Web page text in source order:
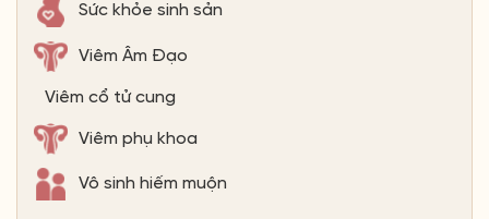
Sức khỏe sinh sản
Viêm Âm Đạo
Viêm cổ tử cung
Viêm phụ khoa
Vô sinh hiếm muộn